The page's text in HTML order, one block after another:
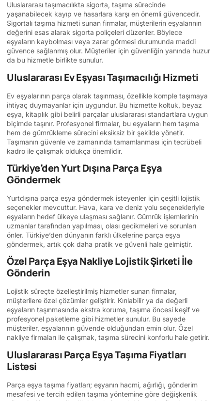
Uluslararası taşımacılıkta sigorta, taşıma sürecinde
yaşanabilecek kayıp ve hasarlara karşı en önemli güvencedir.
Sigortalı taşıma hizmeti sunan firmalar, müşterilerin eşyalarının
değerini esas alarak sigorta poliçeleri düzenler. Böylece
eşyaların kaybolması veya zarar görmesi durumunda maddi
güvence sağlanmış olur. Müşteriler için güvenliğin yanında huzur
da bu hizmetle birlikte sunulur.
Uluslararası Ev Eşyası Taşımacılığı Hizmeti
Ev eşyalarının parça olarak taşınması, özellikle komple taşımaya
ihtiyaç duymayanlar için uygundur. Bu hizmette koltuk, beyaz
eşya, kitaplık gibi belirli parçalar uluslararası standartlara uygun
biçimde taşınır. Profesyonel firmalar, bu eşyaların hem taşıma
hem de gümrükleme sürecini eksiksiz bir şekilde yönetir.
Taşımanın güvenle ve zamanında tamamlanması için tecrübeli
kadro ile çalışmak oldukça önemlidir.
Türkiye’den Yurt Dışına Parça Eşya
Göndermek
Yurtdışına parça eşya göndermek isteyenler için çeşitli lojistik
seçenekler mevcuttur. Hava, kara ve deniz yolu seçenekleriyle
eşyaların hedef ülkeye ulaşması sağlanır. Gümrük işlemlerinin
uzmanlar tarafından yapılması, olası gecikmeleri ve sorunları
önler. Türkiye’den dünyanın farklı ülkelerine parça eşya
göndermek, artık çok daha pratik ve güvenli hale gelmiştir.
Özel Parça Eşya Nakliye Lojistik Şirketi İle
Gönderin
Lojistik süreçte özelleştirilmiş hizmetler sunan firmalar,
müşterilere özel çözümler geliştirir. Kırılabilir ya da değerli
eşyaların taşınmasında ekstra koruma, taşıma öncesi keşif ve
profesyonel paketleme gibi hizmetler sunulur. Bu sayede
müşteriler, eşyalarının güvende olduğundan emin olur. Özel
nakliye firmaları ile çalışmak, taşıma sürecini konforlu hale getirir.
Uluslararası Parça Eşya Taşıma Fiyatları
Listesi
Parça eşya taşıma fiyatları; eşyanın hacmi, ağırlığı, gönderim
mesafesi ve tercih edilen taşıma yöntemine göre değişkenlik